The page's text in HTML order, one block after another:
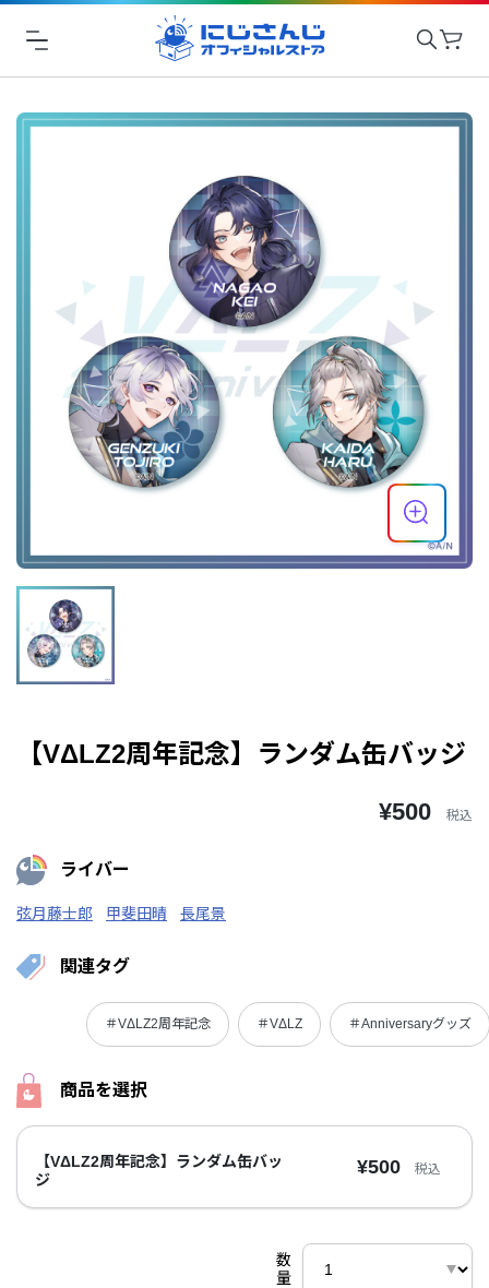
【VΔLZ2周年記念】ランダム缶バッジ
¥500 税込
ライバー
弦月藤士郎 甲斐田晴 長尾景
関連タグ
＃VΔLZ2周年記念 ＃VΔLZ ＃Anniversaryグッズ
商品を選択
【VΔLZ2周年記念】ランダム缶バッ
ジ
¥500 税込
数
量